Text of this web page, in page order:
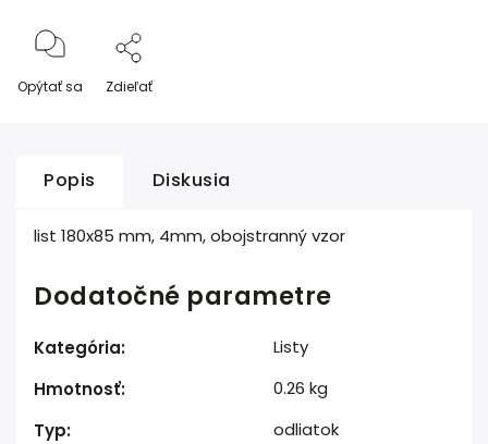
Opýtať sa Zdieľať
Popis Diskusia
list 180x85 mm, 4mm, obojstranný vzor
Dodatočné parametre
Kategória:
Listy
Hmotnosť:
0.26 kg
Typ:
odliatok